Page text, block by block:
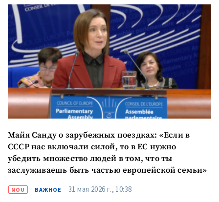
Отправить
информацию
О ZDG
în Română in English
Майя Санду о зарубежных поездках: «Если в
СССР нас включали силой, то в ЕС нужно
убедить множество людей в том, что ты
заслуживаешь быть частью европейской семьи»
NOU ВАЖНОЕ 31 мая 2026 г., 10:38